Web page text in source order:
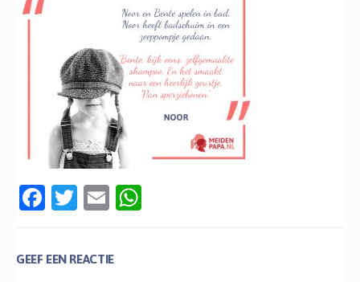
Facebook
Twitter
Email
GEEF EEN REACTIE